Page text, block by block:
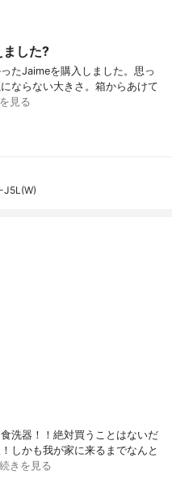
した?
たJaimeを購入しました。思っ
ならない大きさ。箱からあけて
見る
J5L(W)
洗器！！絶対買うことはないだ
しかも我が家に来るまでなんと
続きを見る